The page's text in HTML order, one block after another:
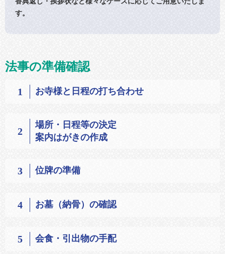
す。
法事の準備確認
1 お寺様と日程の打ち合わせ
2
場所・日程等の決定
案内はがきの作成
3 位牌の準備
4 お墓（納骨）の確認
5 会食・引出物の手配